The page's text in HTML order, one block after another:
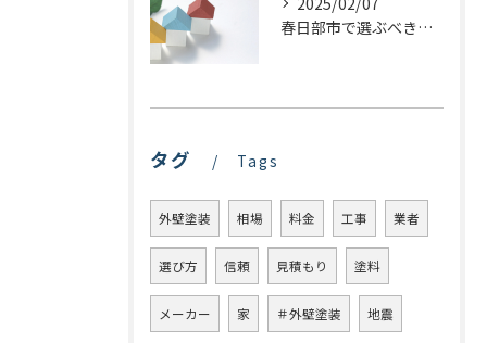
春日部市で選ぶべき屋根塗装の種類とは？プロが教える最適な選び方
タグ Tags
外壁塗装 相場 料金 工事 業者
選び方 信頼 見積もり 塗料
メーカー 家 ＃外壁塗装 地震